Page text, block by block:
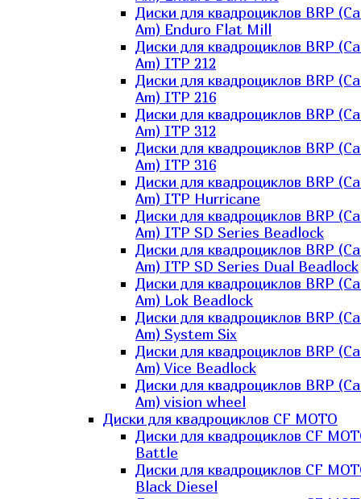
Диски для квадроциклов BRP
Am) Enduro Flat Mill
Диски для квадроциклов BRP
Am) ITP 212
Диски для квадроциклов BRP
Am) ITP 216
Диски для квадроциклов BRP
Am) ITP 312
Диски для квадроциклов BRP
Am) ITP 316
Диски для квадроциклов BRP
Am) ITP Hurricane
Диски для квадроциклов BRP
Am) ITP SD Series Beadlock
Диски для квадроциклов BRP
Am) ITP SD Series Dual Beadlock
Диски для квадроциклов BRP
Am) Lok Beadlock
Диски для квадроциклов BRP
Am) System Six
Диски для квадроциклов BRP
Am) Vice Beadlock
Диски для квадроциклов BRP
Am) vision wheel
Диски для квадроциклов CF MOTO
Диски для квадроциклов CF
Battle
Диски для квадроциклов CF
Black Diesel